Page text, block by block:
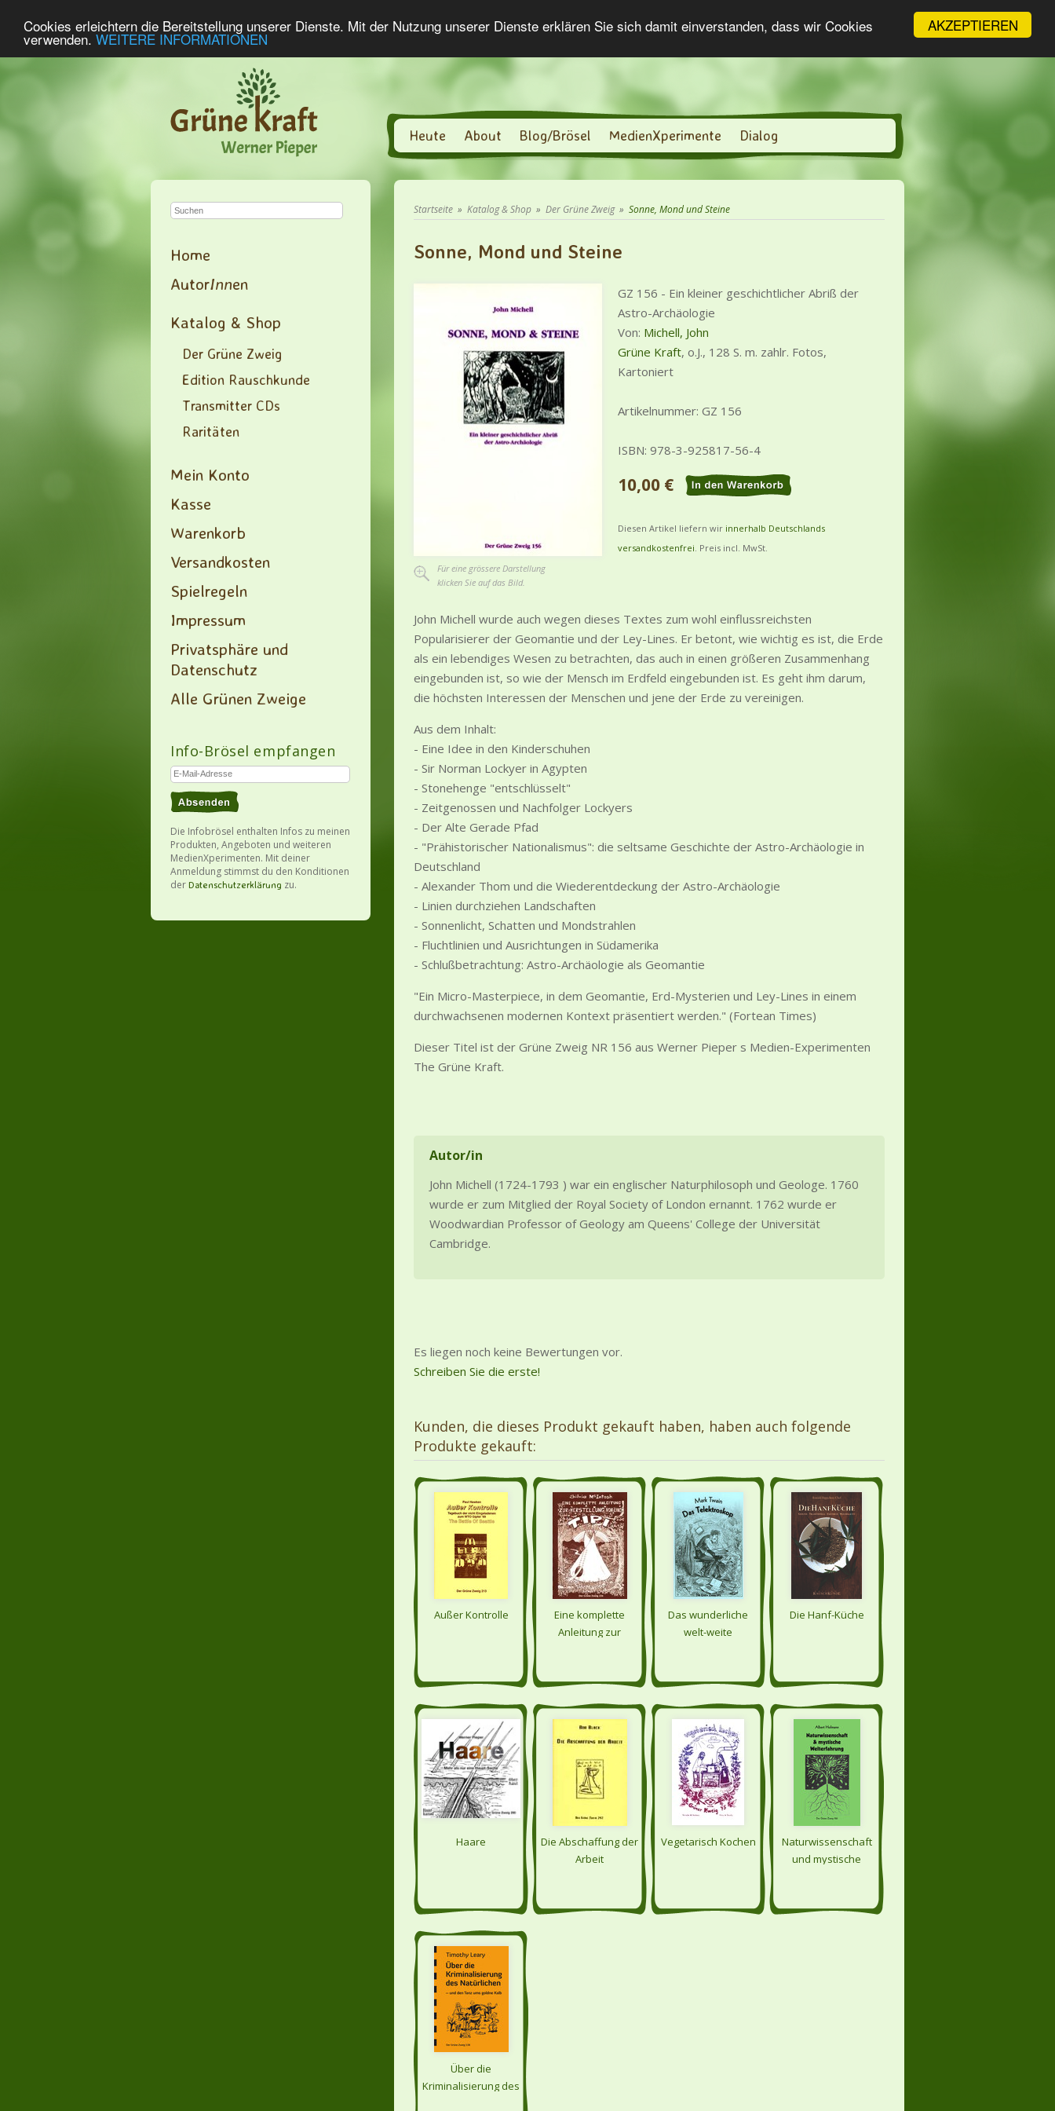
AKZEPTIEREN
Cookies erleichtern die Bereitstellung unserer Dienste. Mit der Nutzung unserer Dienste erklären Sie sich damit einverstanden, dass wir Cookies
verwenden. WEITERE INFORMATIONEN
Heute About Blog/Brösel MedienXperimente Dialog
Home
AutorInnen
Katalog & Shop
Der Grüne Zweig
Edition Rauschkunde
Transmitter CDs
Raritäten
Mein Konto
Kasse
Warenkorb
Versandkosten
Spielregeln
Impressum
Privatsphäre und
Datenschutz
Alle Grünen Zweige
Info-Brösel empfangen
Die Infobrösel enthalten Infos zu meinen
Produkten, Angeboten und weiteren
MedienXperimenten. Mit deiner
Anmeldung stimmst du den Konditionen
der Datenschutzerklärung zu.
Startseite » Katalog & Shop » Der Grüne Zweig» Sonne, Mond und Steine
Sonne, Mond und Steine
Für eine grössere Darstellung
klicken Sie auf das Bild.
GZ 156 - Ein kleiner geschichtlicher Abriß der
Astro-Archäologie
Von: Michell, John
Grüne Kraft, o.J., 128 S. m. zahlr. Fotos,
Kartoniert
Artikelnummer: GZ 156
ISBN: 978-3-925817-56-4
10,00 €
Diesen Artikel liefern wir innerhalb Deutschlands
versandkostenfrei. Preis incl. MwSt.
John Michell wurde auch wegen dieses Textes zum wohl einflussreichsten
Popularisierer der Geomantie und der Ley-Lines. Er betont, wie wichtig es ist, die Erde
als ein lebendiges Wesen zu betrachten, das auch in einen größeren Zusammenhang
eingebunden ist, so wie der Mensch im Erdfeld eingebunden ist. Es geht ihm darum,
die höchsten Interessen der Menschen und jene der Erde zu vereinigen.
Aus dem Inhalt:
- Eine Idee in den Kinderschuhen
- Sir Norman Lockyer in Agypten
- Stonehenge "entschlüsselt"
- Zeitgenossen und Nachfolger Lockyers
- Der Alte Gerade Pfad
- "Prähistorischer Nationalismus": die seltsame Geschichte der Astro-Archäologie in
Deutschland
- Alexander Thom und die Wiederentdeckung der Astro-Archäologie
- Linien durchziehen Landschaften
- Sonnenlicht, Schatten und Mondstrahlen
- Fluchtlinien und Ausrichtungen in Südamerika
- Schlußbetrachtung: Astro-Archäologie als Geomantie
"Ein Micro-Masterpiece, in dem Geomantie, Erd-Mysterien und Ley-Lines in einem
durchwachsenen modernen Kontext präsentiert werden." (Fortean Times)
Dieser Titel ist der Grüne Zweig NR 156 aus Werner Pieper s Medien-Experimenten
The Grüne Kraft.
Autor/in
John Michell (1724-1793 ) war ein englischer Naturphilosoph und Geologe. 1760
wurde er zum Mitglied der Royal Society of London ernannt. 1762 wurde er
Woodwardian Professor of Geology am Queens' College der Universität
Cambridge.
Es liegen noch keine Bewertungen vor.
Schreiben Sie die erste!
Kunden, die dieses Produkt gekauft haben, haben auch folgende
Produkte gekauft:
Außer Kontrolle
Eine komplette
Anleitung zur
Das wunderliche
welt-weite
Die Hanf-Küche
Haare
Die Abschaffung der
Arbeit
Vegetarisch Kochen
Naturwissenschaft
und mystische
Über die
Kriminalisierung des